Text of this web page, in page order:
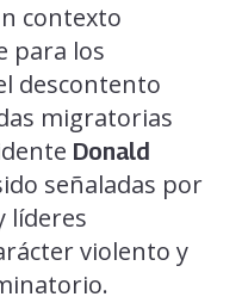
contexto
para los
descontento
migratorias
Donald
señaladas por
líderes
violento y